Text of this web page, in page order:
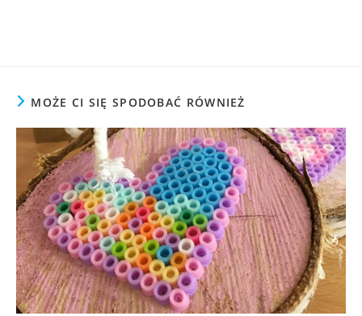
MOŻE CI SIĘ SPODOBAĆ RÓWNIEŻ